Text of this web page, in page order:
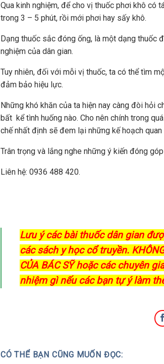
Qua kinh nghiệm, để cho vị thuốc phơi khô
trong 3 – 5 phút, rồi mới phơi hay sấy khô.
Dạng thuốc sắc đóng ống, là một dạng thuốc
nghiệm của dân gian.
Tuy nhiên, đối với mỗi vị thuốc, ta có thể tìm
đảm bảo hiệu lực.
Những khó khăn của ta hiện nay càng đòi hỏi
bất kể tình huống nào. Cho nên chính trong
chế nhất định sẽ đem lại những kế hoạch quan
Trân trọng và lắng nghe những ý kiến đóng
Liên hệ: 0936 488 420.
Lưu ý các bài thuốc dân gian
các sách y học cổ truyền.
CỦA BÁC SỸ hoặc các chuyên
nhiệm gì nếu các bạn tự ý làm
CÓ THỂ BẠN CŨNG MUỐN ĐỌC: